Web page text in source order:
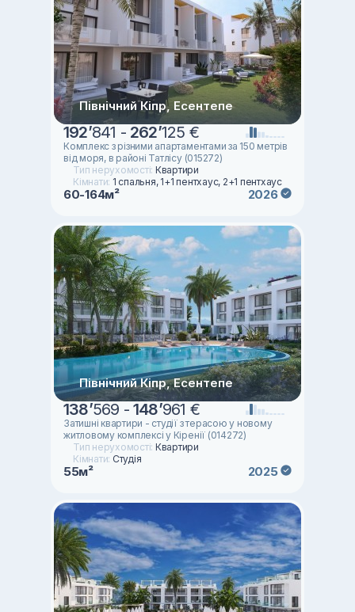
Північний Кіпр, Есентепе
192’841 - 262’125 €
Комплекс з різними апартаментами за 150 метрів
від моря, в районі Татлісу (015272)
Тип нерухомості: Квартири
Кімнати: 1 спальня, 1+1 пентхаус, 2+1 пентхаус
60-164м² 2026
Північний Кіпр, Есентепе
138’569 -148’961 €
Затишні квартири - студії з терасою у новому
житловому комплексі у Кіренії (014272)
Тип нерухомості: Квартири
Кімнати: Студія
55м² 2025